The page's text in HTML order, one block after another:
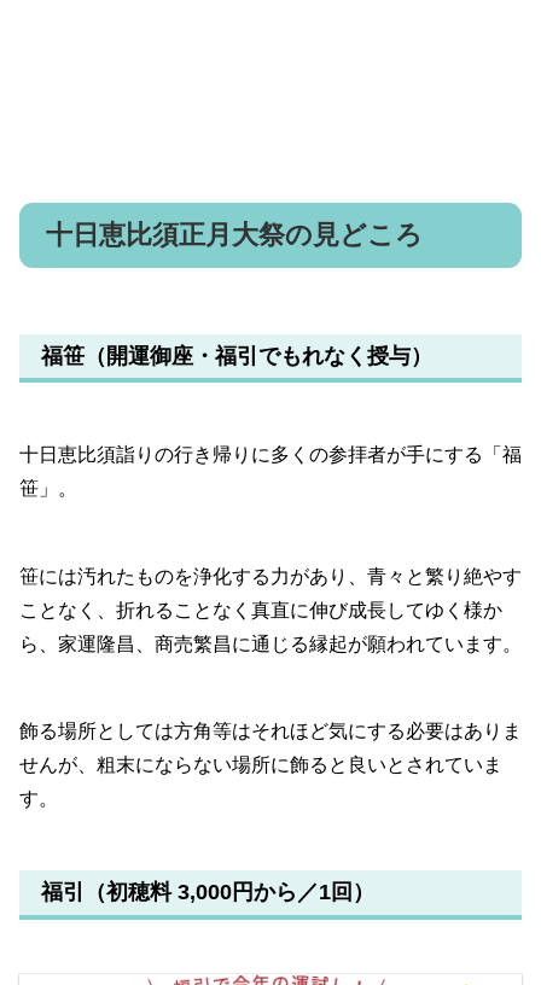
十日恵比須正月大祭の見どころ
福笹（開運御座・福引でもれなく授与）
十日恵比須詣りの行き帰りに多くの参拝者が手にする「福
笹」。
笹には汚れたものを浄化する力があり、青々と繁り絶やす
ことなく、折れることなく真直に伸び成長してゆく様か
ら、家運隆昌、商売繁昌に通じる縁起が願われています。
飾る場所としては方角等はそれほど気にする必要はありま
せんが、粗末にならない場所に飾ると良いとされていま
す。
福引（初穂料 3,000円から／1回）